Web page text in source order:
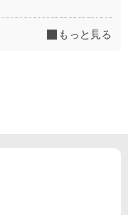
もっと見る